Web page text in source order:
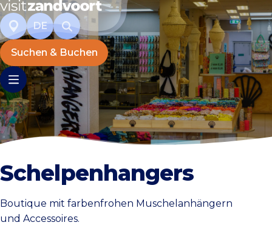
DE
Suchen & Buchen
Schelpenhangers
Boutique mit farbenfrohen Muschelanhängern
und Accessoires.